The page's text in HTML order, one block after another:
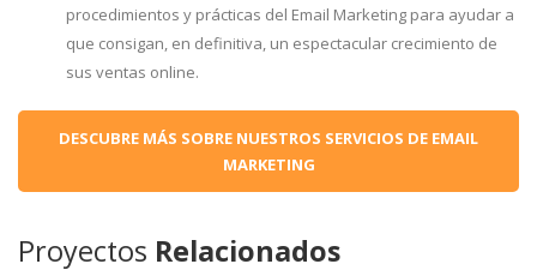
procedimientos y prácticas del Email Marketing para ayudar a
que consigan, en definitiva, un espectacular crecimiento de
sus ventas online.
DESCUBRE MÁS SOBRE NUESTROS SERVICIOS DE EMAIL
MARKETING
Proyectos Relacionados